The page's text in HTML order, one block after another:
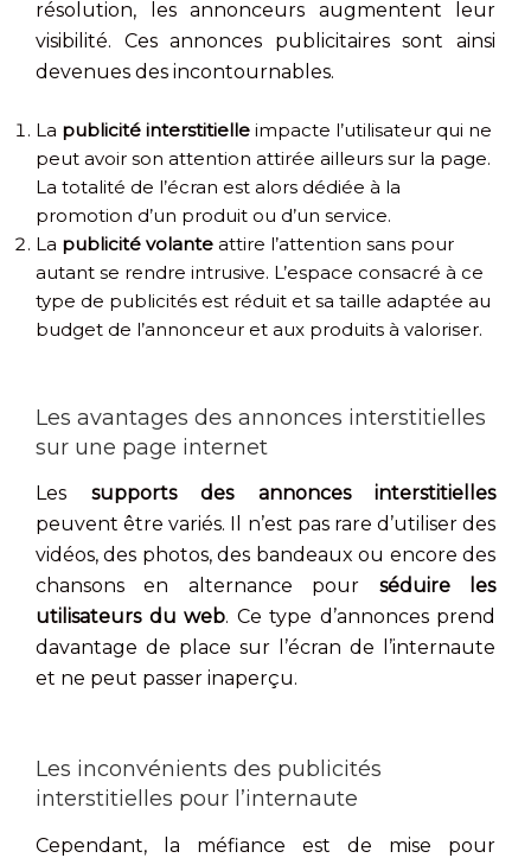
résolution, les annonceurs augmentent leur
visibilité. Ces annonces publicitaires sont ainsi
devenues des incontournables.
La publicité interstitielle impacte l’utilisateur qui ne
peut avoir son attention attirée ailleurs sur la page.
La totalité de l’écran est alors dédiée à la
promotion d’un produit ou d’un service.
La publicité volante attire l’attention sans pour
autant se rendre intrusive. L’espace consacré à ce
type de publicités est réduit et sa taille adaptée au
budget de l’annonceur et aux produits à valoriser.
Les avantages des annonces interstitielles
sur une page internet
Les supports des annonces interstitielles
peuvent être variés. Il n’est pas rare d’utiliser des
vidéos, des photos, des bandeaux ou encore des
chansons en alternance pour séduire les
utilisateurs du web. Ce type d’annonces prend
davantage de place sur l’écran de l’internaute
et ne peut passer inaperçu.
Les inconvénients des publicités
interstitielles pour l’internaute
Cependant, la méfiance est de mise pour